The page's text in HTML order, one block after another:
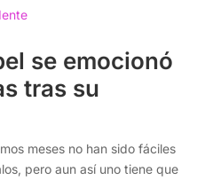
se emocionó
tras su
meses no han sido fáciles
pero aun así uno tiene que